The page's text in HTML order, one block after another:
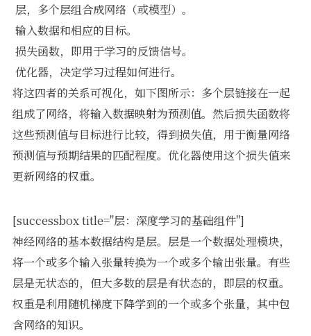
 层，多个层组合成网络（或模型）。
 输入数据和相应的目标。
 损失函数，即用于学习的反馈信号。
 优化器，决定学习过程如何进行。
将这四者的关系可视化，如下图所示：多个层链接在一起
组成了网络，将输入数据映射为预测值。然后损失函数将
这些预测值与目标进行比较，得到损失值，用于衡量网络
预测值与预期结果的匹配程度。优化器使用这个损失值来
更新网络的权重。
[successbox title="层：深度学习的基础组件"]
神经网络的基本数据结构是层。层是一个数据处理模块，
将一个或多个输入张量转换为一个或多个输出张量。有些
层是无状态的，但大多数的层是有状态的，即层的权重。
权重是利用随机梯度下降学到的一个或多个张量，其中包
含网络的知识。